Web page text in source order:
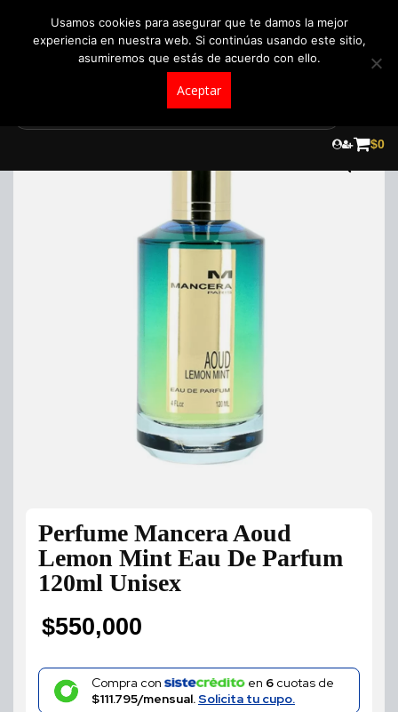
$0
Perfume Mancera Aoud
Lemon Mint Eau De Parfum
120ml Unisex
$550,000
Compra con en 6cuotas de
$111.795/mensual.Solicita tu cupo.
Usamos cookies para asegurar que te damos la mejor
experiencia en nuestra web. Si continúas usando este sitio,
asumiremos que estás de acuerdo con ello.
Aceptar